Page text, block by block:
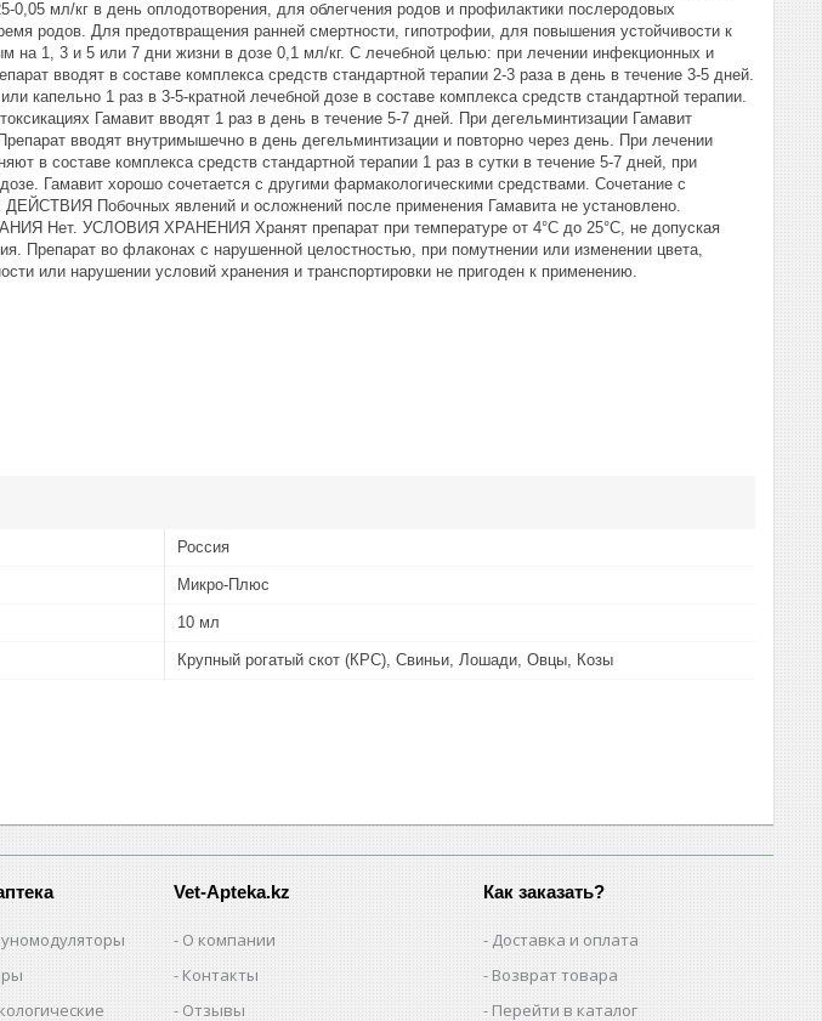
0,05 мл/кг в день оплодотворения, для облегчения родов и профилактики послеродовых
родов. Для предотвращения ранней смертности, гипотрофии, для повышения устойчивости к
на 1, 3 и 5 или 7 дни жизни в дозе 0,1 мл/кг. С лечебной целью: при лечении инфекционных и
вводят в составе комплекса средств стандартной терапии 2-3 раза в день в течение 3-5 дней.
капельно 1 раз в 3-5-кратной лечебной дозе в составе комплекса средств стандартной терапии.
Гамавит вводят 1 раз в день в течение 5-7 дней. При дегельминтизации Гамавит
вводят внутримышечно в день дегельминтизации и повторно через день. При лечении
в составе комплекса средств стандартной терапии 1 раз в сутки в течение 5-7 дней, при
Гамавит хорошо сочетается с другими фармакологическими средствами. Сочетание с
Побочных явлений и осложнений после применения Гамавита не установлено.
Нет. УСЛОВИЯ ХРАНЕНИЯ Хранят препарат при температуре от 4°С до 25°С, не допуская
Препарат во флаконах с нарушенной целостностью, при помутнении или изменении цвета,
или нарушении условий хранения и транспортировки не пригоден к применению.
Россия
Микро-Плюс
10 мл
Крупный рогатый скот (КРС), Свиньи, Лошади, Овцы, Козы
Vet-Apteka.kz
О компании
Контакты
Отзывы
Как заказать?
Доставка и оплата
Возврат товара
Перейти в каталог